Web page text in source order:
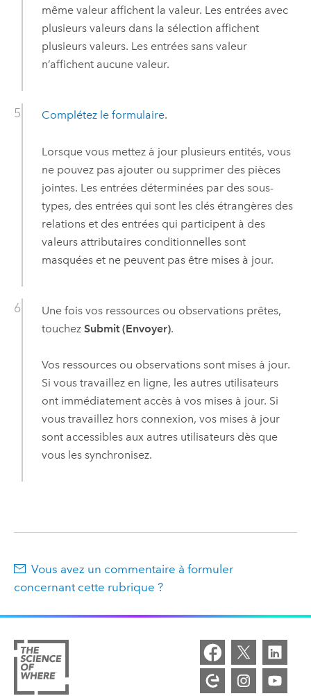
même valeur affichent la valeur. Les entrées avec
plusieurs valeurs dans la sélection affichent
plusieurs valeurs. Les entrées sans valeur
n’affichent aucune valeur.
Complétez le formulaire.
Lorsque vous mettez à jour plusieurs entités, vous
ne pouvez pas ajouter ou supprimer des pièces
jointes. Les entrées déterminées par des sous-
types, des entrées qui sont les clés étrangères des
relations et des entrées qui participent à des
valeurs attributaires conditionnelles sont
masquées et ne peuvent pas être mises à jour.
Une fois vos ressources ou observations prêtes,
touchez Submit (Envoyer).
Vos ressources ou observations sont mises à jour.
Si vous travaillez en ligne, les autres utilisateurs
ont immédiatement accès à vos mises à jour. Si
vous travaillez hors connexion, vos mises à jour
sont accessibles aux autres utilisateurs dès que
vous les synchronisez.
Vous avez un commentaire à formuler
concernant cette rubrique ?